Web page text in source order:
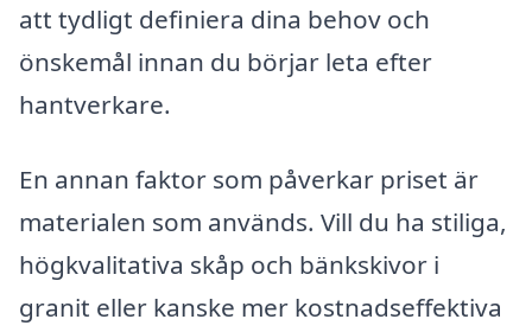
att tydligt definiera dina behov och
önskemål innan du börjar leta efter
hantverkare.
En annan faktor som påverkar priset är
materialen som används. Vill du ha stiliga,
högkvalitativa skåp och bänkskivor i
granit eller kanske mer kostnadseffektiva